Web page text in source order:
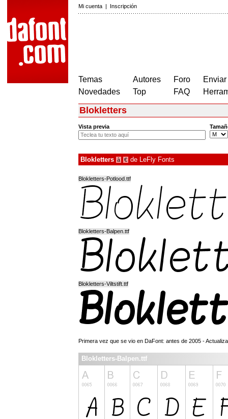
Mi cuenta | Inscripción
Temas
Novedades
Autores
Top
Foro
FAQ
Blokletters
Vista previa
Blokletters à € de LeFly Fonts
Blokletters-Potlood.ttf
Blokletters-Balpen.ttf
Blokletters-Viltstift.ttf
Primera vez que se vio en DaFont: antes de 2005 -
Blokletters-Balpen.ttf